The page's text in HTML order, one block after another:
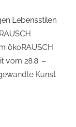
Lebensstilen
ökoRAUSCH
vom 28.8. –
Kunst